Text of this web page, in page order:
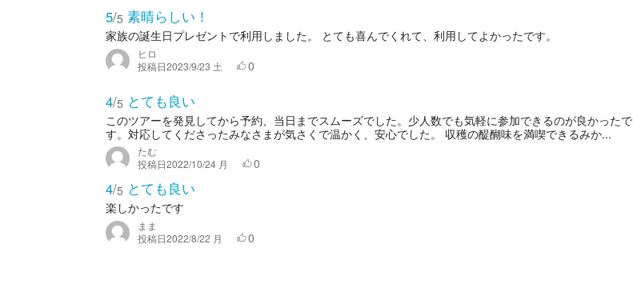
5/5 素晴らしい！
家族の誕生日プレゼントで利用しました。 とても喜んでくれて、利用してよかったです。
ヒロ
投稿日2023/9/23 土 0
4/5 とても良い
このツアーを発見してから予約、当日までスムーズでした。少人数でも気軽に参加できるのが良かったで
す。対応してくださったみなさまが気さくで温かく、安心でした。 収穫の醍醐味を満喫できるみか...
たむ
投稿日2022/10/24 月 0
4/5 とても良い
楽しかったです
まま
投稿日2022/8/22 月 0